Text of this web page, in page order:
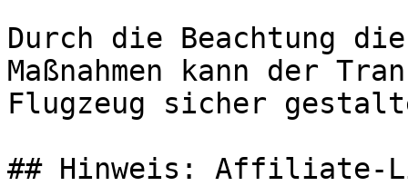
Durch die Beachtung
Maßnahmen kann der
Flugzeug sicher
## Hinweis: Affiliate-